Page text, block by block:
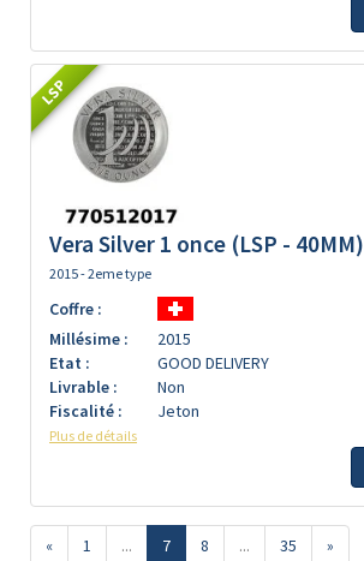
LSP
Vera Silver 1 once (LSP - 40MM)
2015 - 2eme type
Coffre :
Millésime :
2015
Etat :
GOOD DELIVERY
Livrable :
Non
Fiscalité :
Jeton
Plus de détails
« 1 ... 7 8 ... 35 »